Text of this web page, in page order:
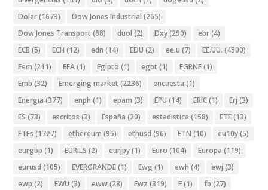
Dolar(1673) Dow Jones Industrial (265)
Dow Jones Transport (88) duol (2) Dxy(290) ebr(4)
ECB (5) ECH (12) edn (14) EDU (2) ee.u (7) EE.UU. (4500)
Eem (211) EFA(1) Egipto (1) egpt (1) EGRNF(1)
Emb (32) Emerging market (2236) encuesta (1)
Energia (377) enph (1) epam (3) EPU (14) ERIC(1) Erj (3)
ES (73) escritos (3) España (20) estadistica (158) ETF(13)
ETFs (1727) ethereum (95) ethusd (96) ETN (10) eu10y(5)
eurgbp (1) EURILS (2) eurjpy(1) Euro (104) Europa (119)
eurusd (105) EVERGRANDE(1) Ewg (1) ewh (4) ewj (3)
ewp (2) EWU (3) eww(28) Ewz (319) F(1) fb (27)